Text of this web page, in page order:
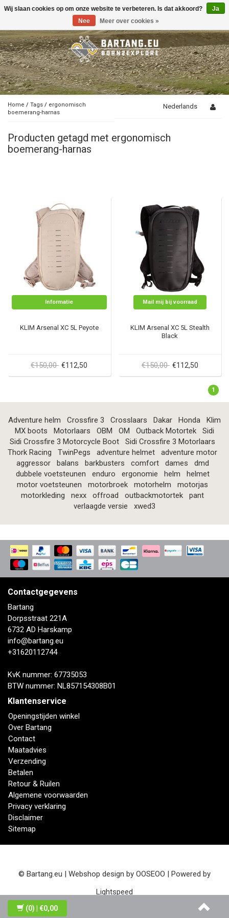
Toggle
Home / Tags / ergonomisch
boemerang-harnas
Nederlands
Producten getagd met ergonomisch
boemerang-harnas
Informatie
KLIM Arsenal XC 5L Peyote
€150,00 €112,50
Mail mij bij voorraad
KLIM Arsenal XC 5L Stealth
Black
€150,00 €112,50
1
Adventure helm Crossfire 3 Crosslaars Dakar Honda
Klim
MX boots
Motorlaars OBM OM Outback Motortek
Sidi
Sidi Crossfire 3 Motorcycle Boot
Sidi Crossfire 3 Motorlaars
Thork Racing
TwinPegs adventure helmet
adventure motor
aggressor
balans barkbusters comfort dames
dmd
dubbele voetsteunen
enduro ergonomie helm
helmet
motor voetsteunen
motorbroek motorhelm
motorjas
motorkleding
nexx offroad outbackmotortek
pant
verlaagde versie
xwed3
Contactgegevens
Bartang
Dorpsstraat 221A
6732 AD Harskamp
info@bartang.eu
+31620112744
KvK nummer: 67735053
BTW nummer: NL857154308B01
Klantenservice
Openingstijden winkel
Over Bartang
Contact
Maatadvies
Verzending
Betalen
Retour & Ruilen
Algemene voorwaarden
Privacy verklaring
Disclaimer
Sitemap
© Bartang.eu | Webshop design by OOSEOO | Powered by
Lightspeed
(0) | €0,00
Wij slaan cookies op om onze website te verbeteren. Is dat akkoord?
Ja
Nee
Meer over cookies »